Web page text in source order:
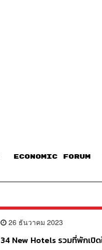
ECONOMIC FORUM
26 ธันวาคม 2023
34 New Hotels รวมที่พักเ